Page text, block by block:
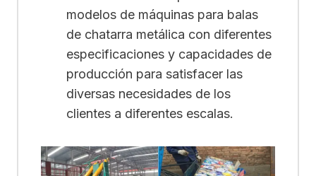
modelos de máquinas para balas
de chatarra metálica con diferentes
especificaciones y capacidades de
producción para satisfacer las
diversas necesidades de los
clientes a diferentes escalas.